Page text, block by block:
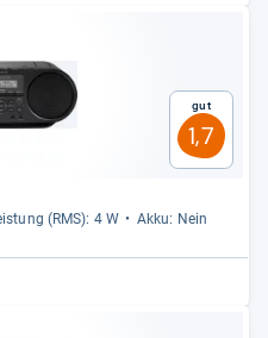
Gut
1,7
(RMS): 4 W
Akku: Nein